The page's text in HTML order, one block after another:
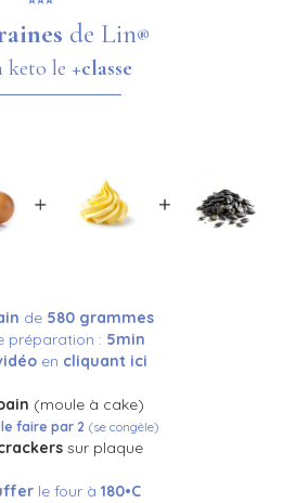
de Lin®
keto le +classe
de 580 grammes
préparation : 5min
en cliquant ici
(moule à cake)
le faire par 2 (se congèle)
sur plaque
le four à 180•C